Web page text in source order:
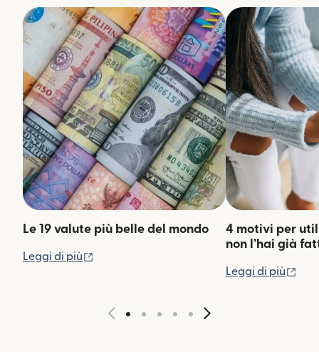
Le 19 valute più belle del mondo
Leggi di più
4 motivi per
non l’hai già
Leggi di più